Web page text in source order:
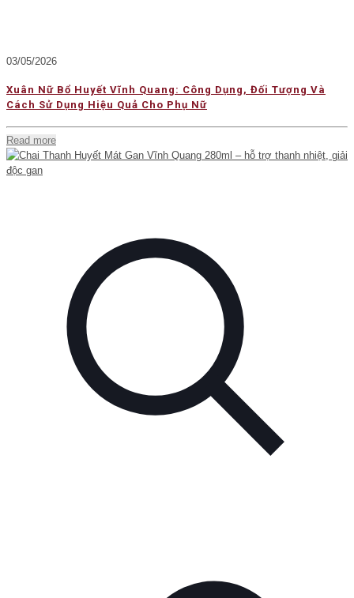
03/05/2026
Xuân Nữ Bổ Huyết Vĩnh Quang: Công Dụng, Đối Tượng Và
Cách Sử Dụng Hiệu Quả Cho Phụ Nữ
Read more